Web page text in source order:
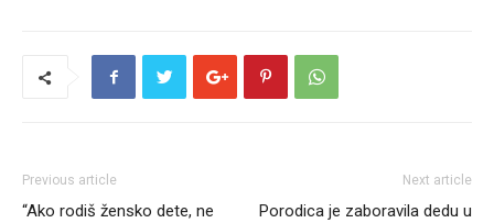
Previous article
“Ako rodiš žensko dete, ne
Next article
Porodica je zaboravila dedu u